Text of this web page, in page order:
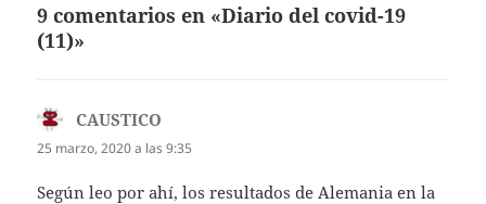
9 comentarios en «Diario del covid-19
(11)»
CAUSTICO
25 marzo, 2020 a las 9:35
Según leo por ahí, los resultados de Alemania en la